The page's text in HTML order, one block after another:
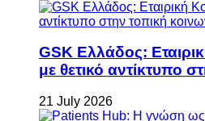
GSK Ελλάδος:
με θετικό αντίκτυπο
21 July 2026